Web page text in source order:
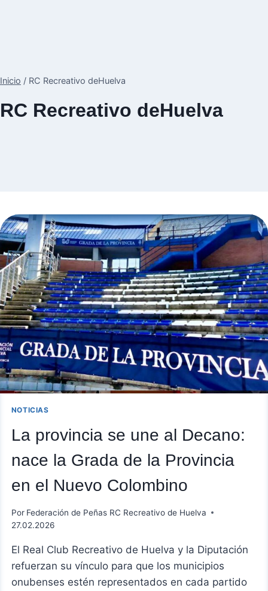
Inicio / RC Recreativo deHuelva
RC Recreativo deHuelva
NOTICIAS
La provincia se une al Decano:
nace la Grada de la Provincia
en el Nuevo Colombino
Por Federación de Peñas RC Recreativo de Huelva
27.02.2026
El Real Club Recreativo de Huelva y la Diputación
refuerzan su vínculo para que los municipios
onubenses estén representados en cada partido